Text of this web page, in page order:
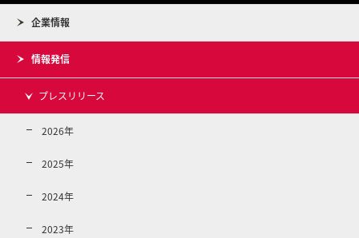
企業情報
情報発信
プレスリリース
2026年
2025年
2024年
2023年